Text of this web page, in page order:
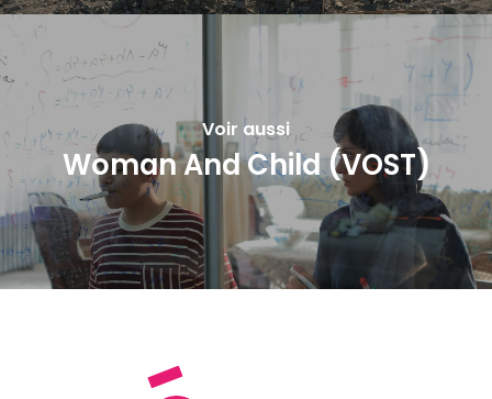
Voir aussi
Woman And Child (VOST)